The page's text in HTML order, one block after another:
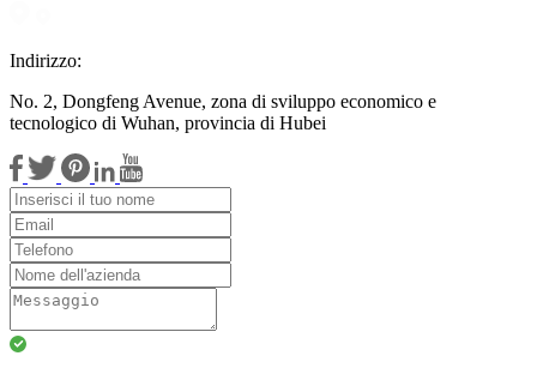
Indirizzo:
No. 2, Dongfeng Avenue, zona di sviluppo economico e
tecnologico di Wuhan, provincia di Hubei